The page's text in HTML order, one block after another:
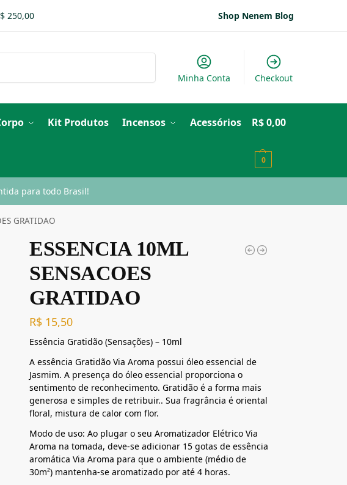
250,00 Shop Nenem Blog
Minha Conta Checkout
Kit Produtos Incensos Acessórios R$0,00
0
para todo Brasil!
GRATIDAO
ESSENCIA 10ML
SENSACOES
GRATIDAO
R$ 15,50
Essência Gratidão (Sensações) – 10ml
A essência Gratidão Via Aroma possui óleo essencial de
Jasmim. A presença do óleo essencial proporciona o
sentimento de reconhecimento. Gratidão é a forma mais
generosa e simples de retribuir.. Sua fragrância é oriental
floral, mistura de calor com flor.
Modo de uso: Ao plugar o seu Aromatizador Elétrico Via
Aroma na tomada, deve-se adicionar 15 gotas de essência
aromática Via Aroma para que o ambiente (médio de
30m²) mantenha-se aromatizado por até 4 horas.